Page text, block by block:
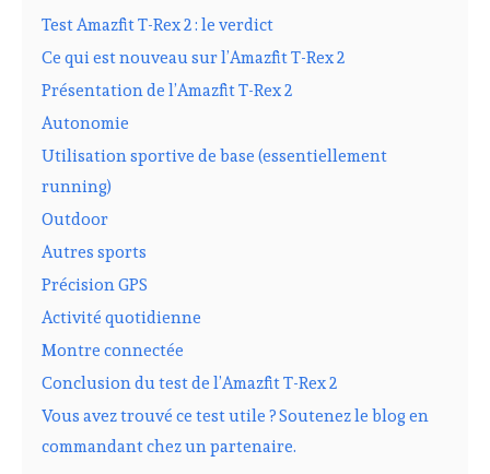
Test Amazfit T-Rex 2 : le verdict
Ce qui est nouveau sur l’Amazfit T-Rex 2
Présentation de l’Amazfit T-Rex 2
Autonomie
Utilisation sportive de base (essentiellement
running)
Outdoor
Autres sports
Précision GPS
Activité quotidienne
Montre connectée
Conclusion du test de l’Amazfit T-Rex 2
Vous avez trouvé ce test utile ? Soutenez le blog en
commandant chez un partenaire.